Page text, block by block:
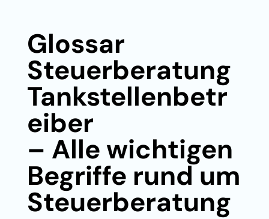
Glossar
Steuerberatung
Tankstellenbetr
eiber
– Alle wichtigen
Begriffe rund um
Steuerberatung